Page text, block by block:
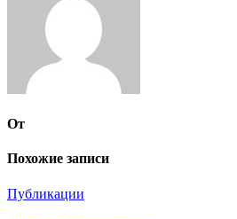
От
Похожие записи
Публикации